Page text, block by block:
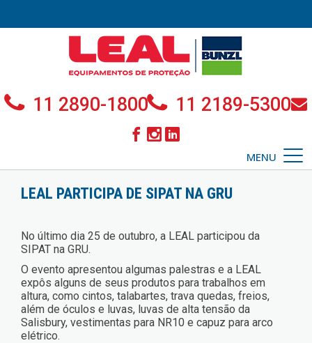
11 2890-1800 11 2189-5300
MENU
LEAL PARTICIPA DE SIPAT NA GRU
No último dia 25 de outubro, a LEAL participou da
SIPAT na GRU.
O evento apresentou algumas palestras e a LEAL
expôs alguns de seus produtos para trabalhos em
altura, como cintos, talabartes, trava quedas, freios,
além de óculos e luvas, luvas de alta tensão da
Salisbury, vestimentas para NR10 e capuz para arco
elétrico.